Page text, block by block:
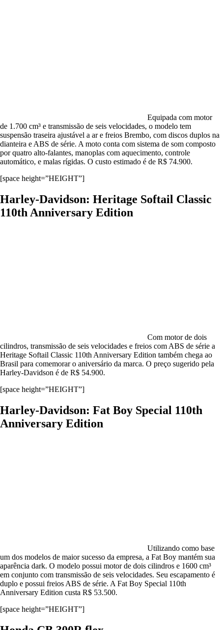
Equipada com motor
de 1.700 cm³ e transmissão de seis velocidades, o modelo tem
suspensão traseira ajustável a ar e freios Brembo, com discos duplos na
dianteira e ABS de série. A moto conta com sistema de som composto
por quatro alto-falantes, manoplas com aquecimento, controle
automático, e malas rígidas. O custo estimado é de R$ 74.900.
[space height=”HEIGHT”]
Harley-Davidson: Heritage Softail Classic
110th Anniversary Edition
Com motor de dois
cilindros, transmissão de seis velocidades e freios com ABS de série a
Heritage Softail Classic 110th Anniversary Edition também chega ao
Brasil para comemorar o aniversário da marca. O preço sugerido pela
Harley-Davidson é de R$ 54.900.
[space height=”HEIGHT”]
Harley-Davidson: Fat Boy Special 110th
Anniversary Edition
Utilizando como base
um dos modelos de maior sucesso da empresa, a Fat Boy mantém sua
aparência dark. O modelo possui motor de dois cilindros e 1600 cm³
em conjunto com transmissão de seis velocidades. Seu escapamento é
duplo e possui freios ABS de série. A Fat Boy Special 110th
Anniversary Edition custa R$ 53.500.
[space height=”HEIGHT”]